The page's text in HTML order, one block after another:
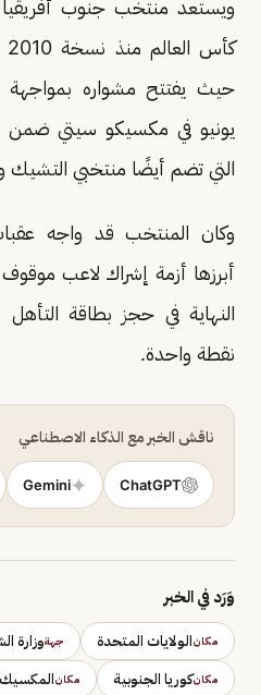
ويستعد منتخب جنوب
يونيو في مكسيكو سيتي ضمن
التي تضم أيضًا منتخبي التشيك
وكان المنتخب قد واجه
أبرزها أزمة إشراك لاعب
النهاية في حجز بطاقة
نقطة واحدة.
ناقش الخبر مع الذكاء الاصطناعي
ChatGPT
Gemini
وَرَد في الخبر
مكانالولايات المتحدة جهةوزارة
مكانكوريا الجنوبية مكانالمكسيك